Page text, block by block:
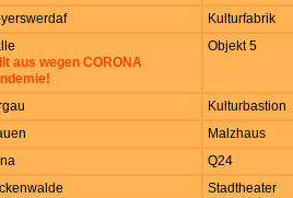
Kulturfabrik
aus wegen CORONA
Objekt 5
Kulturbastion
Malzhaus
Q24
Stadtheater